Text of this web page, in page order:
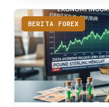
BERITA FOREX